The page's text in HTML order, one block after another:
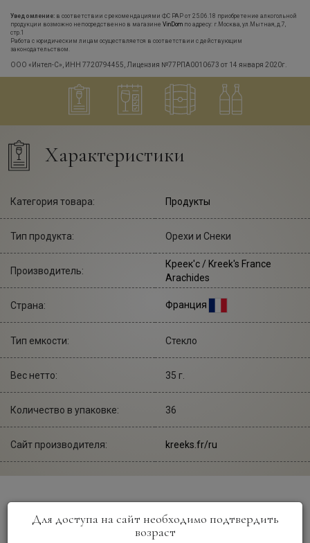
Уведомление: в соответствии с рекомендациями ФС РАР от 25.06.18 приобретение алкогольной
продукции возможно непосредственно в магазине VinDom по адресу: г.Москва, ул.Мытная, д.7,
стр.1
Работа с юридическим лицам осуществляется в соответствии с действующим
законодательством.
ООО «Интел-С», ИНН 7720794455, Лицензия №77РПА0010673 от 14 января 2020г.
Характеристики
Категория товара: Продукты
Тип продукта: Орехи и Снеки
Производитель:
Креек'с / Kreek's France
Arachides
Страна: Франция
Тип емкости: Стекло
Вес нетто: 35 г.
Количество в упаковке: 36
Сайт производителя: kreeks.fr/ru
Описание
Для доступа на сайт необходимо подтвердить
возраст